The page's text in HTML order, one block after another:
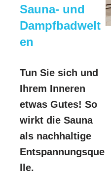
Sauna- und
Dampfbadwelt
en
Tun Sie sich und
Ihrem Inneren
etwas Gutes! So
wirkt die Sauna
als nachhaltige
Entspannungsque
lle.